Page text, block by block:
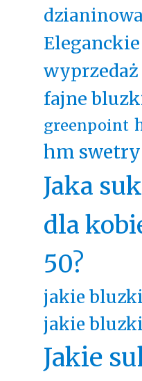
wyprzedaż
fajne
greenpoint
hm
Jaka
dla
50?
jakie
jakie
Jakie